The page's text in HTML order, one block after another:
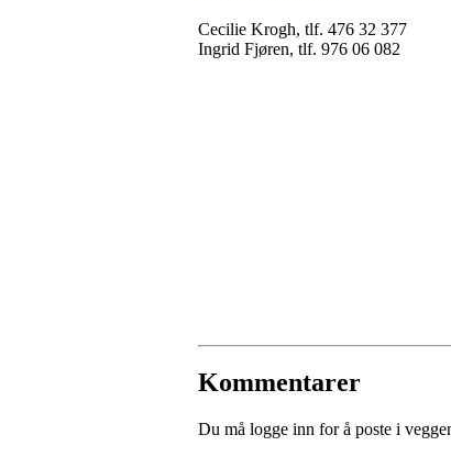
Cecilie Krogh, tlf. 476 32 377
Ingrid Fjøren, tlf. 976 06 082
Kommentarer
Du må logge inn for å poste i